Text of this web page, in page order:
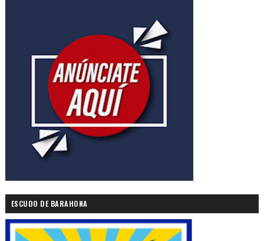
ESCUDO DE BARAHONA